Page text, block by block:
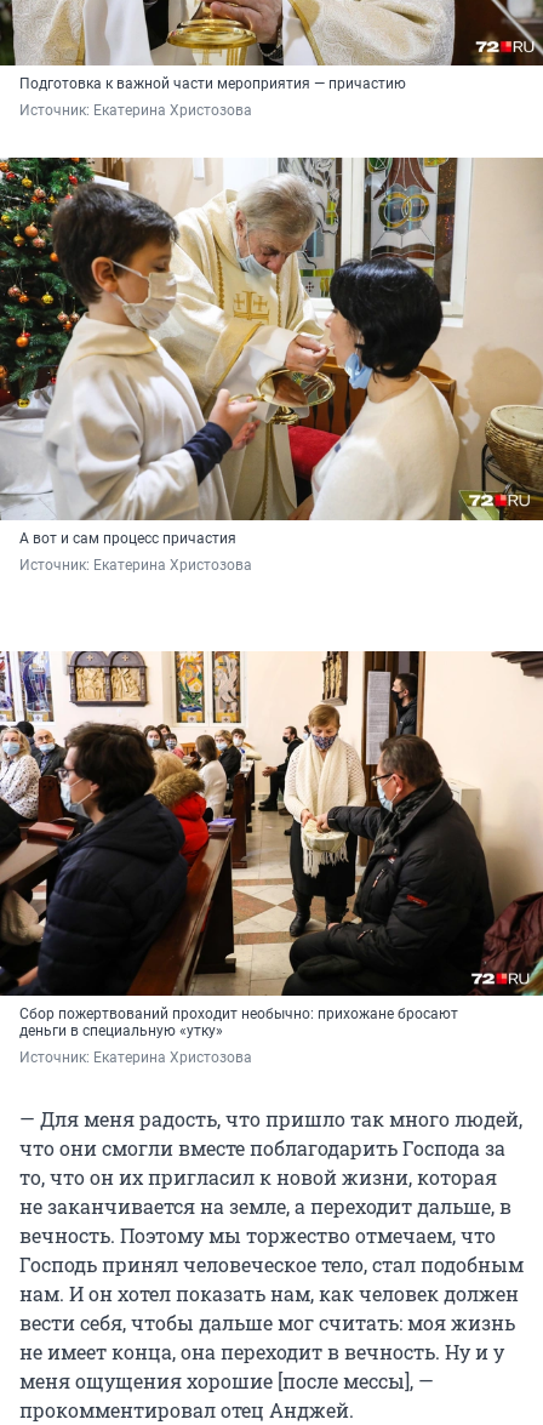
Подготовка к важной части мероприятия — причастию
Источник: Екатерина Христозова
А вот и сам процесс причастия
Источник: Екатерина Христозова
Сбор пожертвований проходит необычно: прихожане бросают
деньги в специальную «утку»
Источник: Екатерина Христозова
— Для меня радость, что пришло так много людей,
что они смогли вместе поблагодарить Господа за
то, что он их пригласил к новой жизни, которая
не заканчивается на земле, а переходит дальше, в
вечность. Поэтому мы торжество отмечаем, что
Господь принял человеческое тело, стал подобным
нам. И он хотел показать нам, как человек должен
вести себя, чтобы дальше мог считать: моя жизнь
не имеет конца, она переходит в вечность. Ну и у
меня ощущения хорошие [после мессы], —
прокомментировал отец Анджей.